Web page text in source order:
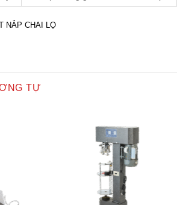
NẮP CHAI LỌ
TỰ